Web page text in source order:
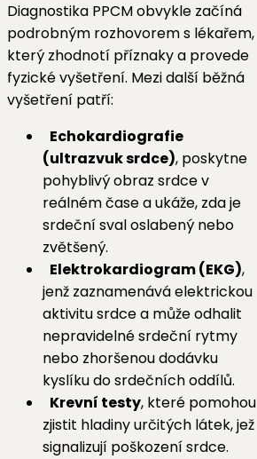
Diagnostika PPCM obvykle začíná
podrobným rozhovorem s lékařem,
který zhodnotí příznaky a provede
fyzické vyšetření. Mezi další běžná
vyšetření patří:
Echokardiografie
(ultrazvuk srdce), poskytne
pohyblivý obraz srdce v
reálném čase a ukáže, zda je
srdeční sval oslabený nebo
zvětšený.
Elektrokardiogram (EKG),
jenž zaznamenává elektrickou
aktivitu srdce a může odhalit
nepravidelné srdeční rytmy
nebo zhoršenou dodávku
kyslíku do srdečních oddílů.
Krevní testy, které pomohou
zjistit hladiny určitých látek, jež
signalizují poškození srdce.